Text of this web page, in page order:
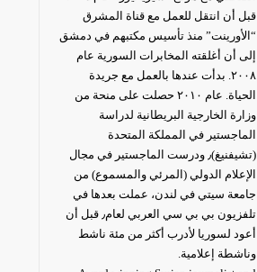
قبل أن انتقل للعمل مع قناة المشرق
“الأورينت” منذ تأسيس مكتبهم في دمشق
إلى أن أغلقته المخابرات السورية عام
٢٠٠٨. بدأت عندها بالعمل مع جريدة
الحياة. عام ٢٠١٠ حصلت على منحة من
وزارة الخارجية البريطانية لدراسة
الماجستير في المملكة المتحدة
(تشيفنيغ)٫ ودرست الماجستير في مجال
الإعلام الدولي (المرئي والمسموع) من
جامعة سيتي في لندن، عملت بعدها في
تلفزيون بي بي سي العربي لعام٫ قبل أن
أعود لسوريا لأدرب أكثر من مئة ناشط
وناشطة إعلامية.